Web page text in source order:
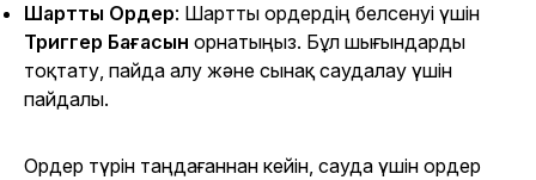
Шартты Ордер: Шартты ордердің белсенуі үшін
Триггер Бағасын орнатыңыз. Бұл шығындарды
тоқтату, пайда алу және сынақ саудалау үшін
пайдалы.
Ордер түрін таңдағаннан кейін, сауда үшін ордер